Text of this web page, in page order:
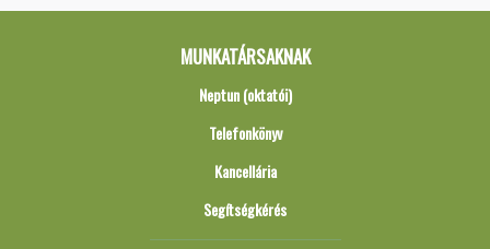
MUNKATÁRSAKNAK
Neptun (oktatói)
Telefonkönyv
Kancellária
Segítségkérés